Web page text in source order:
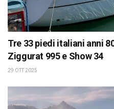
Tre 33 piedi italiani anni
Ziggurat 995 e Show 34
29 OTT 2025